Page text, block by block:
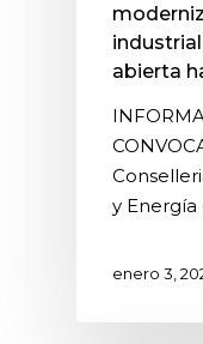
abierta
y Energía
enero 3,